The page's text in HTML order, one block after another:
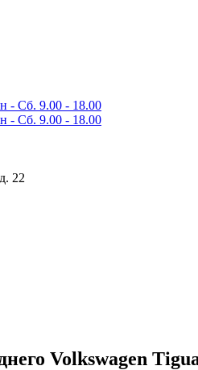
- Сб. 9.00 - 18.00
- Сб. 9.00 - 18.00
22
Volkswagen